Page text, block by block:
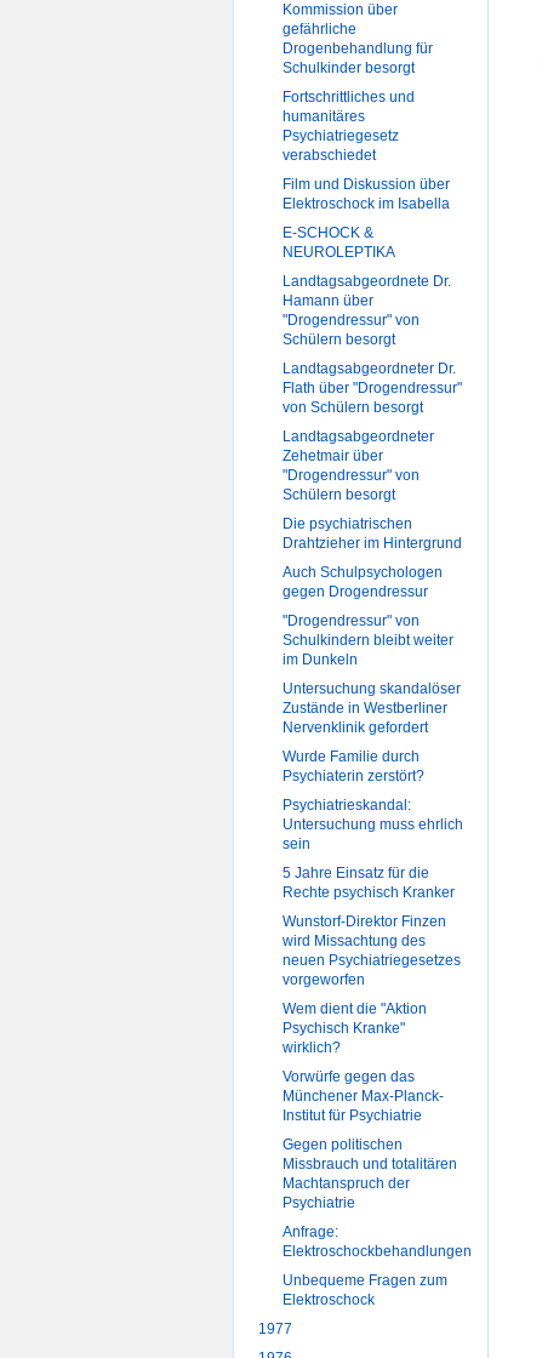
Kommission über
gefährliche
Drogenbehandlung für
Schulkinder besorgt
Fortschrittliches und
humanitäres
Psychiatriegesetz
verabschiedet
Film und Diskussion über
Elektroschock im Isabella
E-SCHOCK &
NEUROLEPTIKA
Landtagsabgeordnete Dr.
Hamann über
"Drogendressur" von
Schülern besorgt
Landtagsabgeordneter Dr.
Flath über "Drogendressur"
von Schülern besorgt
Landtagsabgeordneter
Zehetmair über
"Drogendressur" von
Schülern besorgt
Die psychiatrischen
Drahtzieher im Hintergrund
Auch Schulpsychologen
gegen Drogendressur
"Drogendressur" von
Schulkindern bleibt weiter
im Dunkeln
Untersuchung skandalöser
Zustände in Westberliner
Nervenklinik gefordert
Wurde Familie durch
Psychiaterin zerstört?
Psychiatrieskandal:
Untersuchung muss ehrlich
sein
5 Jahre Einsatz für die
Rechte psychisch Kranker
Wunstorf-Direktor Finzen
wird Missachtung des
neuen Psychiatriegesetzes
vorgeworfen
Wem dient die "Aktion
Psychisch Kranke"
wirklich?
Vorwürfe gegen das
Münchener Max-Planck-
Institut für Psychiatrie
Gegen politischen
Missbrauch und totalitären
Machtanspruch der
Psychiatrie
Anfrage:
Elektroschockbehandlungen
Unbequeme Fragen zum
Elektroschock
1977